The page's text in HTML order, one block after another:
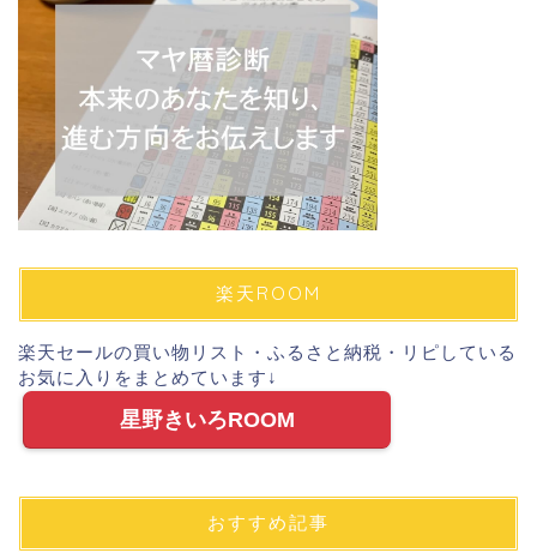
楽天ROOM
楽天セールの買い物リスト・ふるさと納税・リピしている
お気に入りをまとめています↓
星野きいろROOM
おすすめ記事